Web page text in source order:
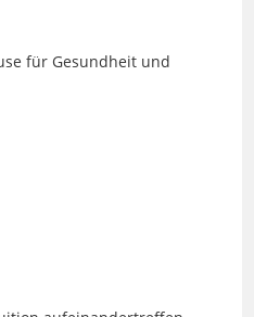
für Gesundheit und
aufeinandertreffen